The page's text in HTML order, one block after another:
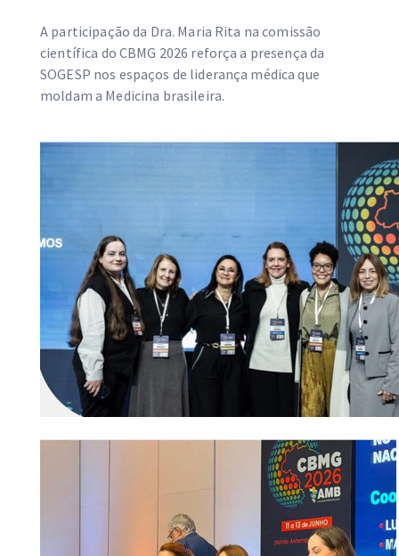
A participação da Dra. Maria Rita na comissão
científica do CBMG 2026 reforça a presença da
SOGESP nos espaços de liderança médica que
moldam a Medicina brasileira.